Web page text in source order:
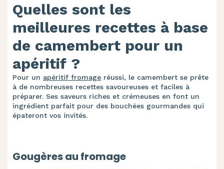
Quelles sont les
meilleures recettes à base
de camembert pour un
apéritif ?
Pour un apéritif fromage réussi, le camembert se prête
à de nombreuses recettes savoureuses et faciles à
préparer. Ses saveurs riches et crémeuses en font un
ingrédient parfait pour des bouchées gourmandes qui
épateront vos invités.
Gougères au fromage